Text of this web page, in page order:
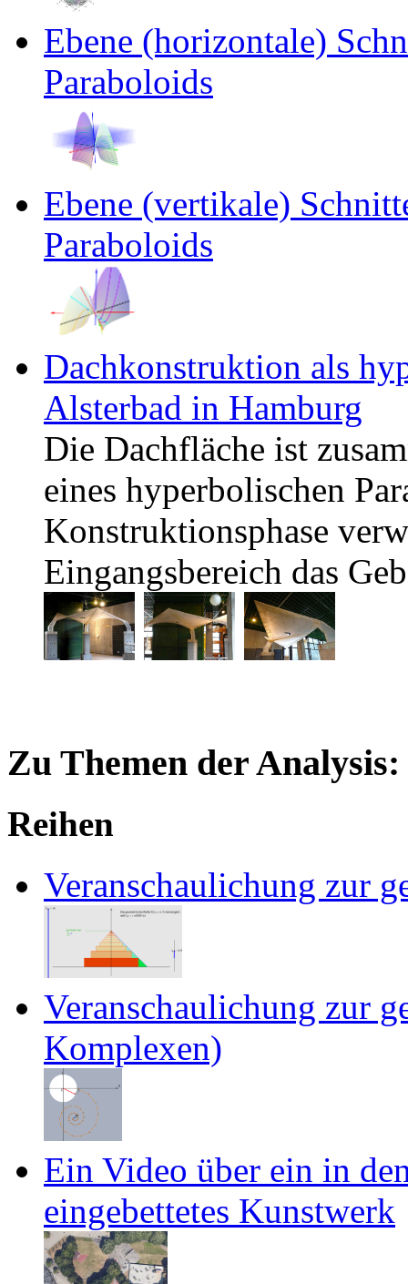
Ebene (horizontale)
Paraboloids
Ebene (vertikale)
Paraboloids
Dachkonstruktion als
Alsterbad in Hamburg
Die Dachfläche ist
eines hyperbolischen
Konstruktionsphase
Eingangsbereich das
Zu Themen der Analysis:
Reihen
Veranschaulichung zur
Veranschaulichung zur
Komplexen)
Ein Video über ein in
eingebettetes Kunstwerk